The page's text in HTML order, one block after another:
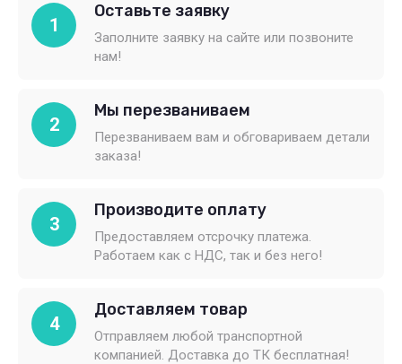
1
Оставьте заявку
Заполните заявку на сайте или позвоните
нам!
2
Мы перезваниваем
Перезваниваем вам и обговариваем детали
заказа!
3
Производите оплату
Предоставляем отсрочку платежа.
Работаем как с НДС, так и без него!
4
Доставляем товар
Отправляем любой транспортной
компанией. Доставка до ТК бесплатная!